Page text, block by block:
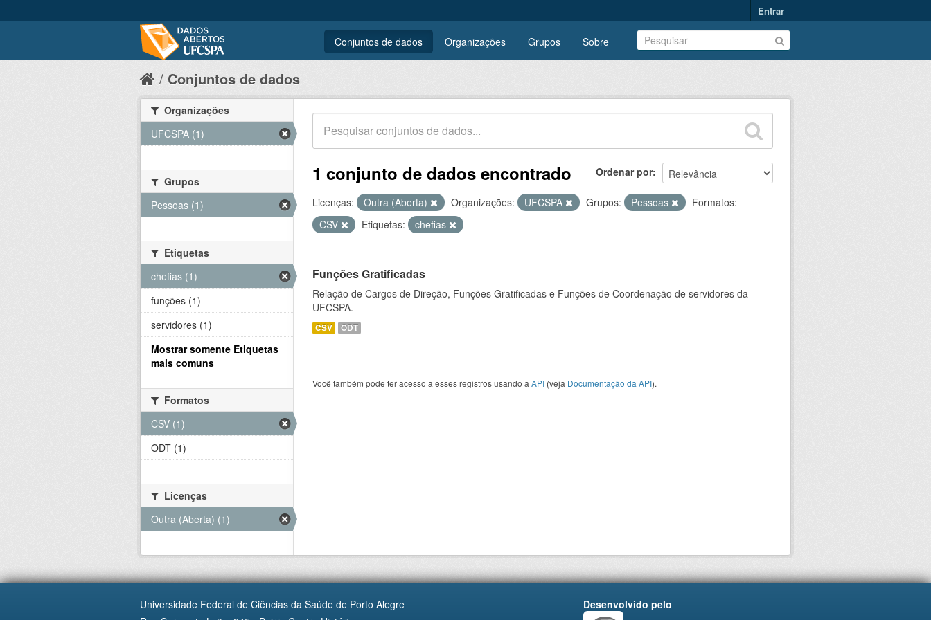
Entrar
Conjuntos de dados Organizações Grupos Sobre
Conjuntos de dados
Ordenar por
1 conjunto de dados encontrado
Licenças: Outra (Aberta) Organizações: UFCSPA Grupos: Pessoas
Formatos:
CSV
Etiquetas: chefias
Funções Gratificadas
Relação de Cargos de Direção, Funções Gratificadas e Funções de Coordenação de servidores da
UFCSPA.
CSV ODT
Você também pode ter acesso a esses registros usando a API (veja Documentação da API).
Organizações
UFCSPA (1)
Grupos
Pessoas (1)
Etiquetas
chefias (1)
funções (1)
servidores (1)
Mostrar somente Etiquetas
mais comuns
Formatos
CSV (1)
ODT (1)
Licenças
Outra (Aberta) (1)
Universidade Federal de Ciências da Saúde de Porto Alegre
Desenvolvido pelo